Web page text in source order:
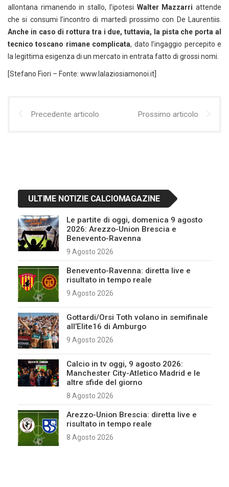
allontana rimanendo in stallo, l’ipotesi Walter Mazzarriattende
che si consumi l’incontro di martedì prossimo con De Laurentiis.
Anche in caso di rottura tra i due, tuttavia, la pista che porta al
tecnico toscano rimane complicata, dato l’ingaggio percepito e
la legittima esigenza di un mercato in entrata fatto di grossi nomi.
[Stefano Fiori – Fonte: www.lalaziosiamonoi.it]
Precedente articolo Prossimo articolo
ULTIME NOTIZIE CALCIOMAGAZINE
Le partite di oggi, domenica 9 agosto
2026: Arezzo-Union Brescia e
Benevento-Ravenna
9 Agosto 2026
Benevento-Ravenna: diretta live e
risultato in tempo reale
9 Agosto 2026
Gottardi/Orsi Toth volano in semifinale
all’Elite16 di Amburgo
9 Agosto 2026
Calcio in tv oggi, 9 agosto 2026:
Manchester City-Atletico Madrid e le
altre sfide del giorno
8 Agosto 2026
Arezzo-Union Brescia: diretta live e
risultato in tempo reale
8 Agosto 2026